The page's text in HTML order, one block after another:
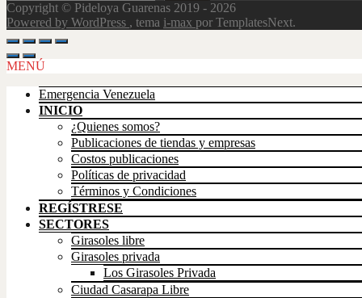
Copyright © Pideloya Guarenas 2019 - 2026
Powered by WordPress , tema i-max por TemplatesNext.
Scroll
Up
MENÚ
Emergencia Venezuela
INICIO
¿Quienes somos?
Publicaciones de tiendas y empresas
Costos publicaciones
Políticas de privacidad
Términos y Condiciones
REGÍSTRESE
SECTORES
Girasoles libre
Girasoles privada
Los Girasoles Privada
Ciudad Casarapa Libre